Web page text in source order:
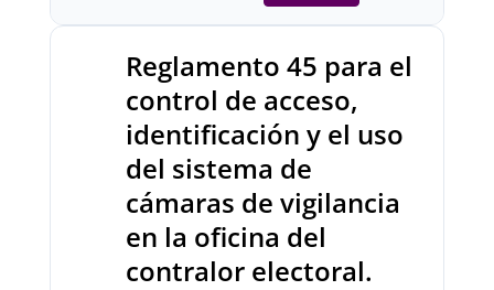
Reglamento 45 para el
control de acceso,
identificación y el uso
del sistema de
cámaras de vigilancia
en la oficina del
contralor electoral.